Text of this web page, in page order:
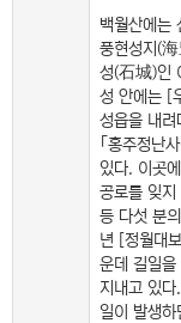
백월산에는
풍현성지(
성(石城)인
성 안에는 [
성읍을 내려
｢홍주정난
있다. 이곳
공로를 잊
등 다섯 분
년 [정월대
운데 길일
지내고 있
일이 발생